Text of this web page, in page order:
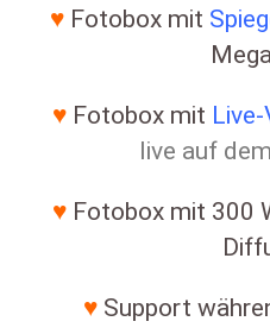
♥ Fotobox mit
♥ Fotobox mit
live auf
♥ Fotobox mit 300
♥ Support